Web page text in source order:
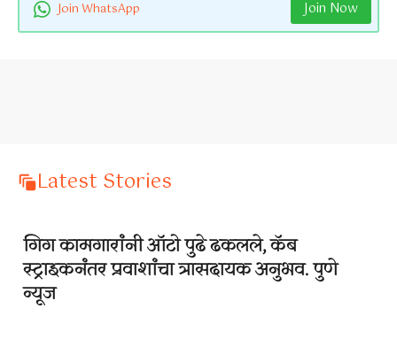
Join WhatsApp Join Now
Latest Stories
गिग कामगारांनी ऑटो पुढे ढकलले, कॅब
स्ट्राइकनंतर प्रवाशांचा त्रासदायक अनुभव. पुणे
न्यूज